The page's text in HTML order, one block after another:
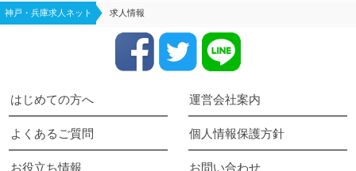
神戸・兵庫求人ネット 求人情報
はじめての方へ 運営会社案内
よくあるご質問 個人情報保護方針
お役立ち情報 お問い合わせ